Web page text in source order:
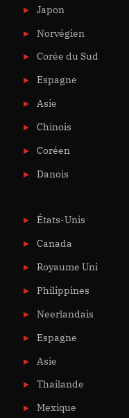
Japon
Norvégien
Corée du Sud
Espagne
Asie
Chinois
Coréen
Danois
États-Unis
Canada
Royaume Uni
Philippines
Neerlandais
Espagne
Asie
Thailande
Mexique